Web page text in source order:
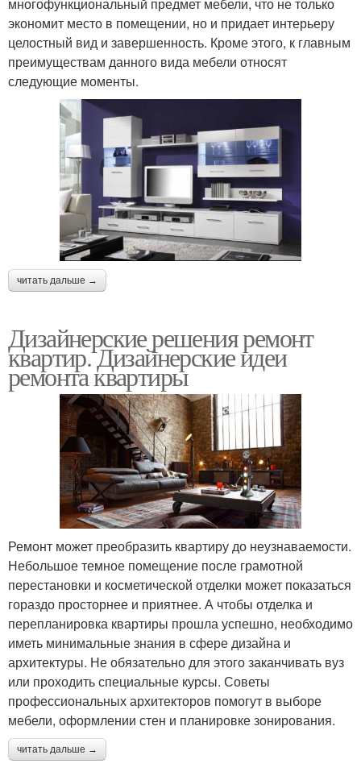
экономит место в помещении, но и придает интерьеру
целостный вид и завершенность. Кроме этого, к главным
преимуществам данного вида мебели относят
следующие моменты.
читать дальше →
Дизайнерские решения ремонт
квартир. Дизайнерские идеи
ремонта квартиры
Ремонт может преобразить квартиру до неузнаваемости.
Небольшое темное помещение после грамотной
перестановки и косметической отделки может показаться
гораздо просторнее и приятнее. А чтобы отделка и
перепланировка квартиры прошла успешно, необходимо
иметь минимальные знания в сфере дизайна и
архитектуры. Не обязательно для этого заканчивать вуз
или проходить специальные курсы. Советы
профессиональных архитекторов помогут в выборе
мебели, оформлении стен и планировке зонирования.
читать дальше →